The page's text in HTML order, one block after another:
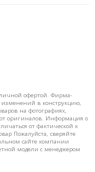
офертой. Фирма-
изменений в конструкцию,
на фотографиях,
от оригиналов. Информация о
от фактической к
Пожалуйста, сверяйте
сайте компании
модели с менеджером